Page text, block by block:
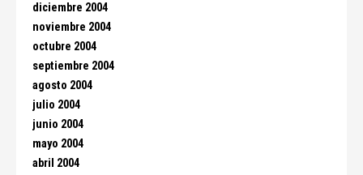
diciembre 2004
noviembre 2004
octubre 2004
septiembre 2004
agosto 2004
julio 2004
junio 2004
mayo 2004
abril 2004